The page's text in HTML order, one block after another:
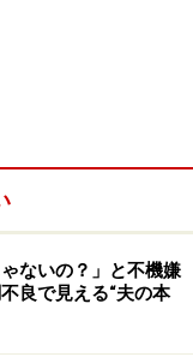
ないの？」と不機嫌
良で見える“夫の本